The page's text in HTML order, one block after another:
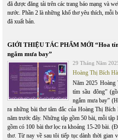
đã được đăng tải trên các trang báo mạng và
nước. Phần 2 là những khổ thơ yêu thích, mỗi
đã xuất bản.
GIỚI THIỆU TÁC PHẨM MỚI “Hoa
ngắm mưa bay”
29 Tháng Năm
Hoàng Thị Bích Hà
Năm 2025
tím sầu đông”
ngắm mưa bay”
ra những bài thơ tâm đắc của Hoàng Thị
năm trước đây. Những tập gồm 50 bài, mỗi
gồm có 100 bài thơ lọc ra khoảng 15-20 bài.
thơ. Từ nay về sau tôi tiếp tục dành thời gian